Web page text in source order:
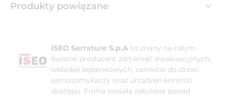
Produkty powiązane
ISEO Serrature S.p.A to znany na całym
świecie producent zamknięć ewakuacyjnych,
wkładek bębenkowych, zamków do drzwi,
samozamykaczy oraz urządzeń kontroli
dostępu. Firma została założona ponad